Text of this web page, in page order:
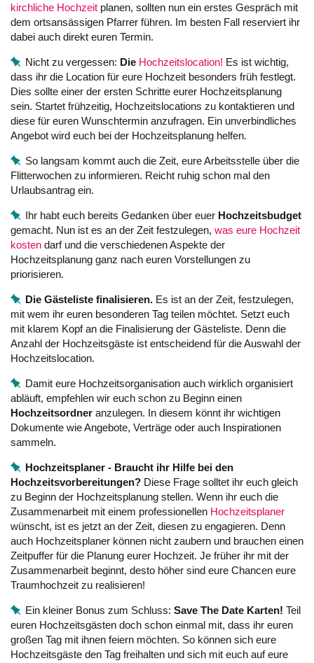
kirchliche Hochzeit planen, sollten nun ein erstes Gespräch mit
dem ortsansässigen Pfarrer führen. Im besten Fall reserviert ihr
dabei auch direkt euren Termin.
Nicht zu vergessen: Die Hochzeitslocation! Es ist wichtig,
dass ihr die Location für eure Hochzeit besonders früh festlegt.
Dies sollte einer der ersten Schritte eurer Hochzeitsplanung
sein. Startet frühzeitig, Hochzeitslocations zu kontaktieren und
diese für euren Wunschtermin anzufragen. Ein unverbindliches
Angebot wird euch bei der Hochzeitsplanung helfen.
So langsam kommt auch die Zeit, eure Arbeitsstelle über die
Flitterwochen zu informieren. Reicht ruhig schon mal den
Urlaubsantrag ein.
Ihr habt euch bereits Gedanken über euer Hochzeitsbudget
gemacht. Nun ist es an der Zeit festzulegen, was eure Hochzeit
kosten darf und die verschiedenen Aspekte der
Hochzeitsplanung ganz nach euren Vorstellungen zu
priorisieren.
Die Gästeliste finalisieren. Es ist an der Zeit, festzulegen,
mit wem ihr euren besonderen Tag teilen möchtet. Setzt euch
mit klarem Kopf an die Finalisierung der Gästeliste. Denn die
Anzahl der Hochzeitsgäste ist entscheidend für die Auswahl der
Hochzeitslocation.
Damit eure Hochzeitsorganisation auch wirklich organisiert
abläuft, empfehlen wir euch schon zu Beginn einen
Hochzeitsordner anzulegen. In diesem könnt ihr wichtigen
Dokumente wie Angebote, Verträge oder auch Inspirationen
sammeln.
Hochzeitsplaner - Braucht ihr Hilfe bei den
Hochzeitsvorbereitungen? Diese Frage solltet ihr euch gleich
zu Beginn der Hochzeitsplanung stellen. Wenn ihr euch die
Zusammenarbeit mit einem professionellen Hochzeitsplaner
wünscht, ist es jetzt an der Zeit, diesen zu engagieren. Denn
auch Hochzeitsplaner können nicht zaubern und brauchen einen
Zeitpuffer für die Planung eurer Hochzeit. Je früher ihr mit der
Zusammenarbeit beginnt, desto höher sind eure Chancen eure
Traumhochzeit zu realisieren!
Ein kleiner Bonus zum Schluss: Save The Date Karten! Teil
euren Hochzeitsgästen doch schon einmal mit, dass ihr euren
großen Tag mit ihnen feiern möchten. So können sich eure
Hochzeitsgäste den Tag freihalten und sich mit euch auf eure